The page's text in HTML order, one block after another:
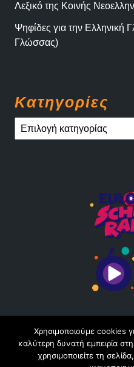
Λεξικό της Κοινής
Ψηφίδες για την Ελληνική
Γλώσσας)
Kατηγορίες
Kατηγορίες
Φιλοξενείται στο
Χρησιμοποιούμε cookies
καλύτερη δυνατή εμπειρία
χρησιμοποιείτε τη